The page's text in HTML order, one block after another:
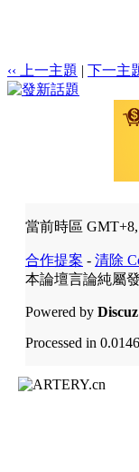
‹‹ 上一主題 | 下一主
當前時區
合作提案 - 清除
本論壇言論純屬
Powered by
Processed in